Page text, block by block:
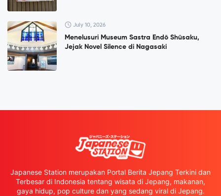
July 10, 2026
Menelusuri Museum Sastra Endō Shūsaku,
Jejak Novel Silence di Nagasaki
Japanese Station merupakan Portal Berita Jepang Terkini dan
Terbesar di Indonesia tentang wisata di Jepang, makanan,
gaya hidup, pop culture dan yang sedang viral di Jepang.